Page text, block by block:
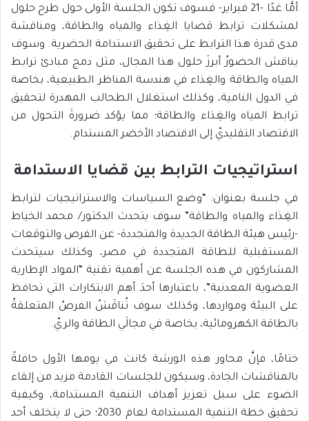
أمَّا غدًا -21 فبراير- فسوف تكون الجلسة الأولى حول طرح حلول
لمشكلات ترابط قضايا الغِذاء والمياه والطاقة، ومناقشة
مدى قدرة هذا الترابط على تحقيق الاستدامة الحضرية. وسوف
يناقش الحضورُ أبرزَ حلول هذا المجال، مثل دمج مبادئ ترابط
المياه والطاقة والغِذاء في هندسة المناظر الطبيعية، بخاصة
في الدول النامية، وكذلك استغلال الطحالب المهدرة لتحقيق
ترابط المياه والغِذاء والطاقة؛ مما يؤكد ضرورةَ التحول من
الاقتصاد التقليديّ إلى الاقتصاد الأخضر المستدام.
استراتيجيات الترابط بين قضايا الاستدامة
في جلسة بعنوان: “وضع السياسات والاستراتيجيات لترابط
الغِذاء والمياه والطاقة” سوف يتحدث الدكتور/ محمد الخياط
-رئيس هيئة الطاقة الجديدة والمتجددة- عن الفرص والتوقعات
المستقبلية للطاقة المتجددة في مصر، وكذلك سيتحدث
المشاركون في هذه الجلسة عن أهمية تقنية “المواد الإطارية
العضوية المعدنية”، باعتبارها أحدَ أهم الابتكارات التي تحافظ
على البيئة ومواردها، وكذلك سوف تُناقَشُ الفرصُ المتعلقةُ
بالطاقة الكهرومائية، بخاصة في مجالَي الطاقة والريّ.
ختامًا، فإنَّ محاور هذه الورشة كانت في يومها الأول حافلةً
بالمناقشات الجادة، وسيكون للجلسات القادمة مزيد من إلقاء
الضوء على سبل تعزيز أهداف التنمية المستدامة، وكيفية
تحقيق خطة التنمية المستدامة لعام 2030؛ حتى لا يتخلف أحد